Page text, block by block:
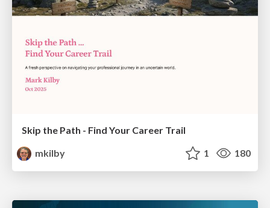
Skip the Path - Find Your Career Trail
mkilby
1 180